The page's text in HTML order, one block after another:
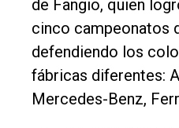
de Fangio, quien
cinco campeonatos
defendiendo los
fábricas diferentes:
Mercedes-Benz,